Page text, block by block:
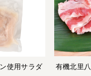
使用サラダ
有機北里